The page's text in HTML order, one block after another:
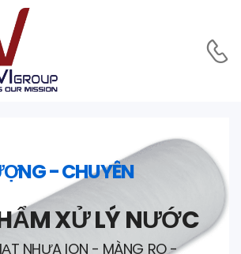
- CHUYÊN
XỬ LÝ NƯỚC
NHỰA ION - MÀNG RO -